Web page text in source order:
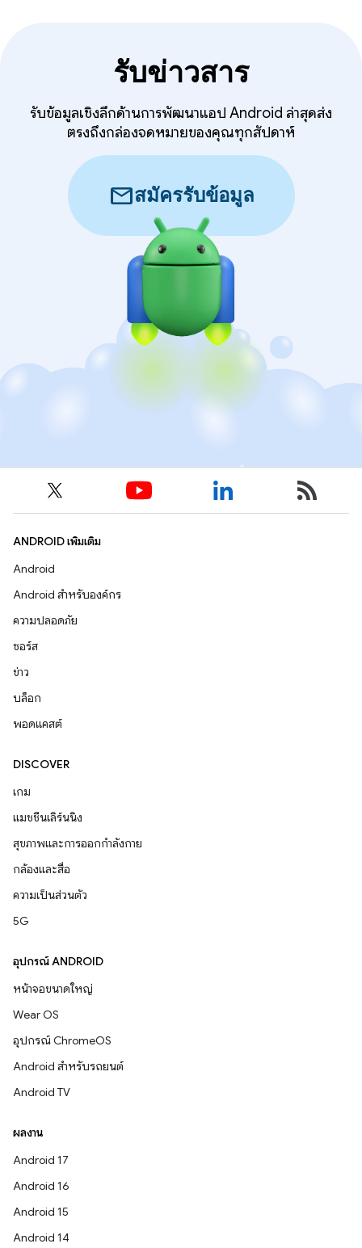
รับข่าวสาร
รับข้อมูลเชิงลึกด้านการพัฒนาแอป Android ล่าสุดส่ง
ตรงถึงกล่องจดหมายของคุณทุกสัปดาห์
mailสมัครรับข้อมูล
ANDROID เพิ่มเติม
Android
Android สำหรับองค์กร
ความปลอดภัย
ซอร์ส
ข่าว
บล็อก
พอดแคสต์
DISCOVER
เกม
แมชชีนเลิร์นนิง
สุขภาพและการออกกำลังกาย
กล้องและสื่อ
ความเป็นส่วนตัว
5G
อุปกรณ์ ANDROID
หน้าจอขนาดใหญ่
Wear OS
อุปกรณ์ ChromeOS
Android สำหรับรถยนต์
Android TV
ผลงาน
Android 17
Android 16
Android 15
Android 14